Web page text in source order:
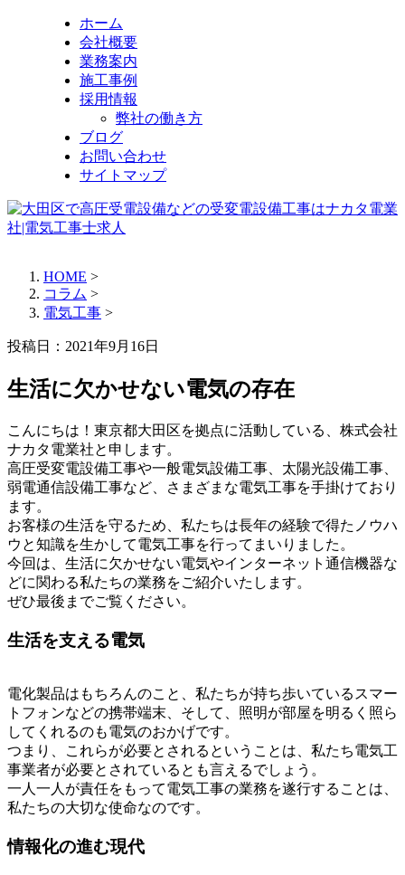
ホーム
会社概要
業務案内
施工事例
採用情報
弊社の働き方
ブログ
お問い合わせ
サイトマップ
HOME >
コラム >
電気工事 >
投稿日： 2021年9月16日
生活に欠かせない電気の存在
こんにちは！東京都大田区を拠点に活動している、株式会社
ナカタ電業社と申します。
高圧受変電設備工事や一般電気設備工事、太陽光設備工事、
弱電通信設備工事など、さまざまな電気工事を手掛けており
ます。
お客様の生活を守るため、私たちは長年の経験で得たノウハ
ウと知識を生かして電気工事を行ってまいりました。
今回は、生活に欠かせない電気やインターネット通信機器な
どに関わる私たちの業務をご紹介いたします。
ぜひ最後までご覧ください。
生活を支える電気
電化製品はもちろんのこと、私たちが持ち歩いているスマー
トフォンなどの携帯端末、そして、照明が部屋を明るく照ら
してくれるのも電気のおかげです。
つまり、これらが必要とされるということは、私たち電気工
事業者が必要とされているとも言えるでしょう。
一人一人が責任をもって電気工事の業務を遂行することは、
私たちの大切な使命なのです。
情報化の進む現代